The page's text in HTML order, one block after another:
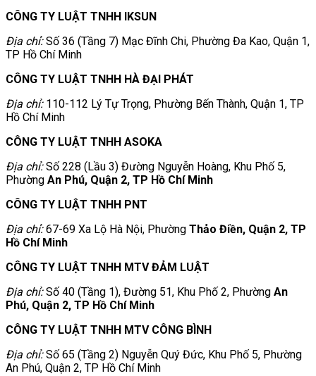
CÔNG TY LUẬT TNHH IKSUN
Địa chỉ:Số 36 (Tầng 7) Mạc Đĩnh Chi, Phường Đa Kao, Quận 1,
TP Hồ Chí Minh
CÔNG TY LUẬT TNHH HÀ ĐẠI PHÁT
Địa chỉ:110-112 Lý Tự Trọng, Phường Bến Thành, Quận 1, TP
Hồ Chí Minh
CÔNG TY LUẬT TNHH ASOKA
Địa chỉ:Số 228 (Lầu 3) Đường Nguyễn Hoàng, Khu Phố 5,
Phường An Phú, Quận 2, TP Hồ Chí Minh
CÔNG TY LUẬT TNHH PNT
Địa chỉ:67-69 Xa Lộ Hà Nội, Phường Thảo Điền, Quận 2, TP
Hồ Chí Minh
CÔNG TY LUẬT TNHH MTV ĐẢM LUẬT
Địa chỉ:Số 40 (Tầng 1), Đường 51, Khu Phố 2, Phường An
Phú, Quận 2, TP Hồ Chí Minh
CÔNG TY LUẬT TNHH MTV CÔNG BÌNH
Địa chỉ:Số 65 (Tầng 2) Nguyễn Quý Đức, Khu Phố 5, Phường
An Phú, Quận 2, TP Hồ Chí Minh